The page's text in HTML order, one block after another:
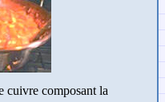
cuivre composant la